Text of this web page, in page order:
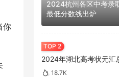
你
2024杭州各区中考录
最低分数线出炉
2024年湖北高考状元汇
18.7K